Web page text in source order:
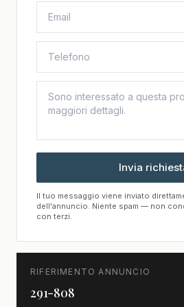
Invia
Il tuo messaggio viene inviato
dell'annuncio. Niente spam — non
con terzi.
RIFERIMENTO ANNUNCIO
291-808